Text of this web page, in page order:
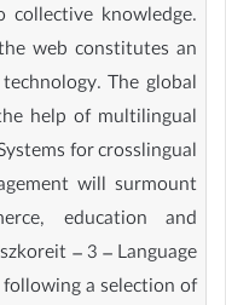
knowledge.
web constitutes an
The global
help of multilingual
for crosslingual
will surmount
education and
– 3 – Language
a selection of